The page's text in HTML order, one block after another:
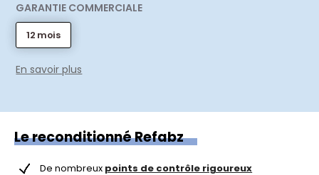
GARANTIE COMMERCIALE
12 mois
En savoir plus
Le reconditionné Refabz
De nombreux points de contrôle rigoureux